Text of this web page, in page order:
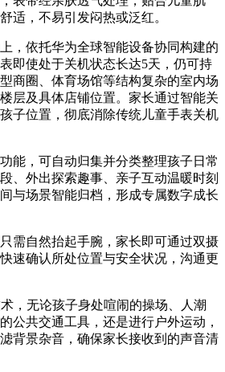
适，不易引发闷热或泛红。
，依托华为全球智能设备协同构建的
即使处于关机状态长达5天，仍可持
商圈、体育场馆等结构复杂的室内场
层及具体店铺位置。家长通过智能关
子位置，彻底消除传统儿童手表关机
能，可自动归集并分类整理孩子日常
、外出探索趣事、亲子互动温暖时刻
与场景智能归档，形成专属数字成长
需自然抬起手腕，家长即可通过双摄
速确认所处位置与安全状况，沟通更
，无论孩子身处喧闹的操场、人潮
公共交通工具，还是进行户外运动，
背景杂音，确保家长接收到的声音清